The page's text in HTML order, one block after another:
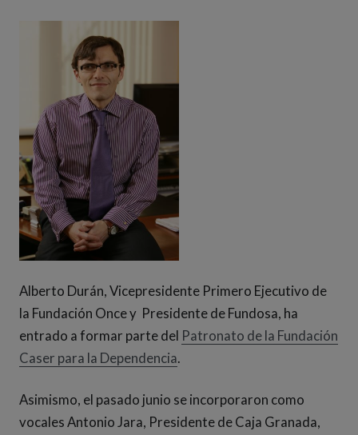
Alberto Durán, Vicepresidente Primero Ejecutivo de
la Fundación Once y Presidente de Fundosa, ha
entrado a formar parte del Patronato de la Fundación
Caser para la Dependencia.
Asimismo, el pasado junio se incorporaron como
vocales Antonio Jara, Presidente de Caja Granada,